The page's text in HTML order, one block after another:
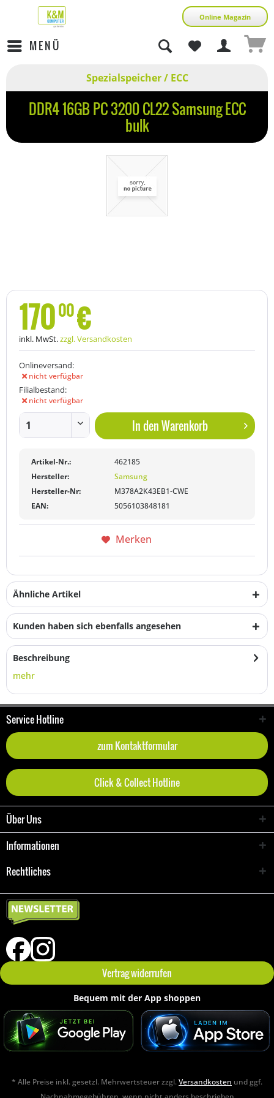
Online Magazin
MENÜ
Spezialspeicher / ECC
DDR4 16GB PC 3200 CL22 Samsung ECC
bulk
17000€
inkl. MwSt.zzgl. Versandkosten
Onlineversand:
nicht verfügbar
Filialbestand:
nicht verfügbar
In denWarenkorb
Artikel-Nr.:
462185
Hersteller:
Samsung
Hersteller-Nr:
M378A2K43EB1-CWE
EAN:
5056103848181
Merken
Ähnliche Artikel
Kunden haben sich ebenfalls angesehen
Beschreibung
mehr
Service Hotline
zum Kontaktformular
Click & Collect Hotline
Über Uns
Informationen
Rechtliches
Vertrag widerrufen
Bequem mit der App shoppen
* Alle Preise inkl. gesetzl. Mehrwertsteuer zzgl.Versandkosten und ggf.